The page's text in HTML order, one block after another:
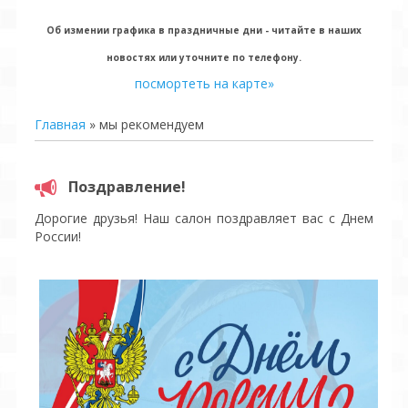
Об измении графика в праздничные дни - читайте в наших
новостях или уточните по телефону.
посмортеть на карте»
Главная » мы рекомендуем
Поздравление!
Дорогие друзья! Наш салон поздравляет вас с Днем
России!